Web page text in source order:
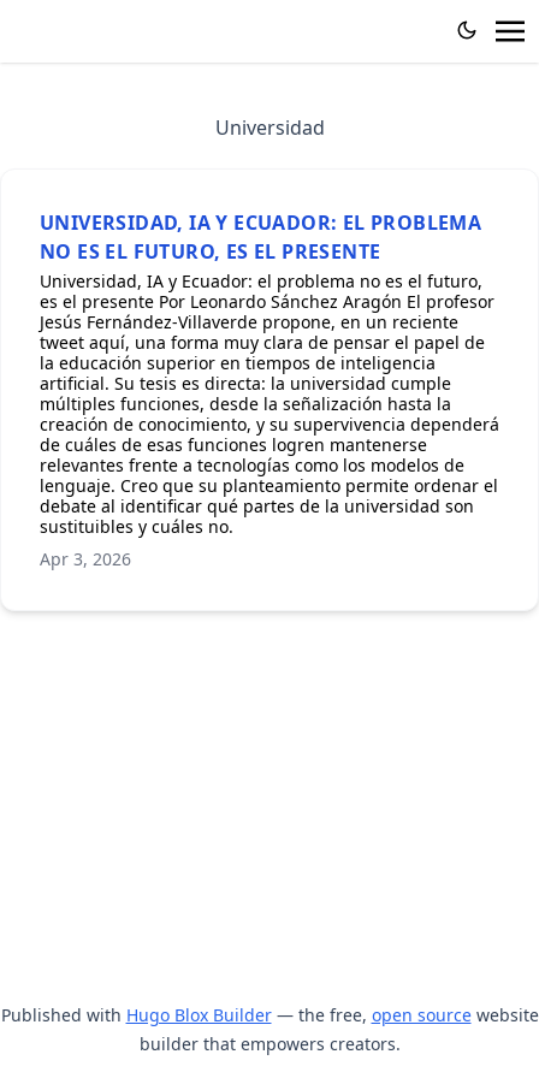
Universidad
UNIVERSIDAD, IA Y ECUADOR: EL PROBLEMA
NO ES EL FUTURO, ES EL PRESENTE
Universidad, IA y Ecuador: el problema no es el futuro,
es el presente Por Leonardo Sánchez Aragón El profesor
Jesús Fernández-Villaverde propone, en un reciente
tweet aquí, una forma muy clara de pensar el papel de
la educación superior en tiempos de inteligencia
artificial. Su tesis es directa: la universidad cumple
múltiples funciones, desde la señalización hasta la
creación de conocimiento, y su supervivencia dependerá
de cuáles de esas funciones logren mantenerse
relevantes frente a tecnologías como los modelos de
lenguaje. Creo que su planteamiento permite ordenar el
debate al identificar qué partes de la universidad son
sustituibles y cuáles no.
Apr 3, 2026
Published with Hugo Blox Builder— the free, open sourcewebsite
builder that empowers creators.